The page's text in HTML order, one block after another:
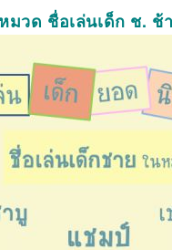
วด ชื่อเล่นเด็ก ช. ช้